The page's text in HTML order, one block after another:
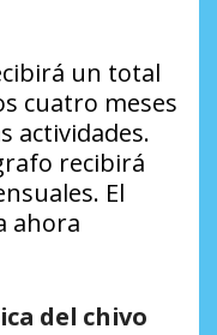
un total
cuatro meses
actividades.
recibirá
El
ahora
del chivo